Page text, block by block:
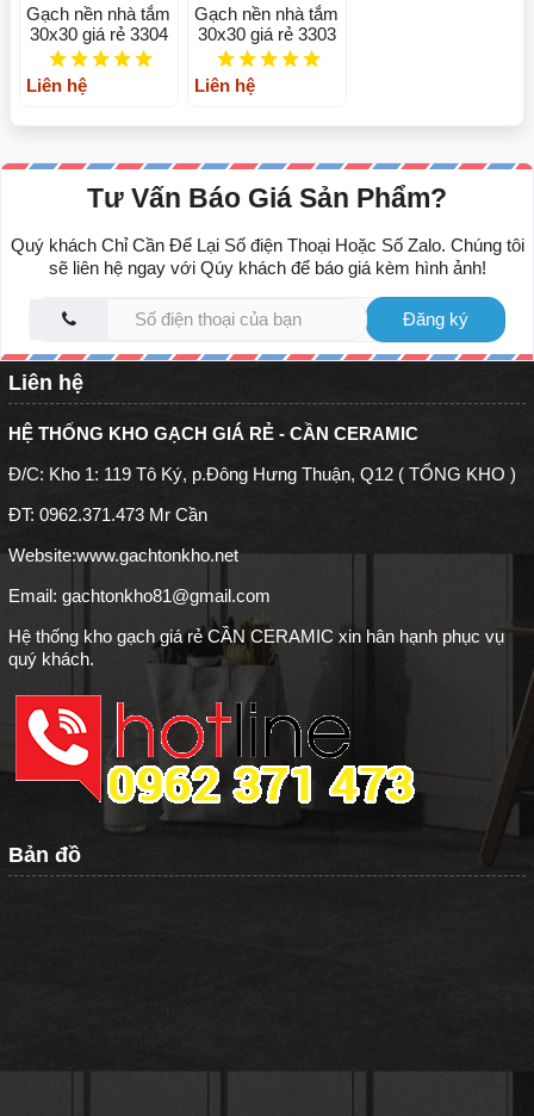
Gạch nền nhà tắm
30x30 giá rẻ 3304
Liên hệ
Gạch nền nhà tắm
30x30 giá rẻ 3303
Liên hệ
Tư Vấn Báo Giá Sản Phẩm?
Quý khách Chỉ Cần Để Lại Số điện Thoại Hoặc Số Zalo. Chúng tôi
sẽ liên hệ ngay với Qúy khách để báo giá kèm hình ảnh!
Đăng ký
Liên hệ
HỆ THỐNG KHO GẠCH GIÁ RẺ - CẦN CERAMIC
Đ/C: Kho 1: 119 Tô Ký, p.Đông Hưng Thuận, Q12 ( TỔNG KHO )
ĐT: 0962.371.473 Mr Cần
Website:www.gachtonkho.net
Email: gachtonkho81@gmail.com
Hệ thống kho gạch giá rẻ CẦN CERAMIC xin hân hạnh phục vụ
quý khách.
Bản đồ